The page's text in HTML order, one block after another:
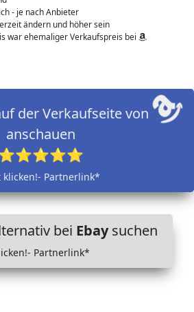
- je nach Anbieter
ändern und höher sein
war ehemaliger Verkaufspreis bei
der Verkaufseite von
anschauen
klicken!- Partnerlink*
bei Ebaysuchen
Partnerlink*